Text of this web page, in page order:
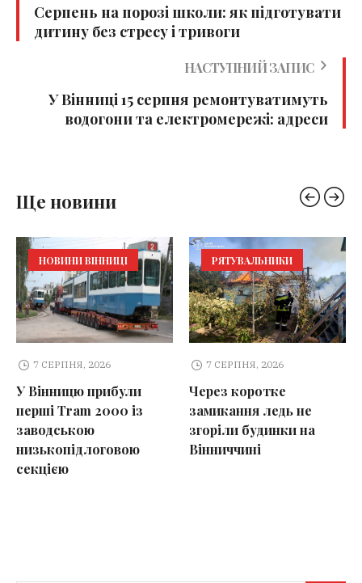
Серпень на порозі школи: як підготувати
дитину без стресу і тривоги
НАСТУПНИЙ ЗАПИС
У Вінниці 15 серпня ремонтуватимуть
водогони та електромережі: адреси
Ще новини
НОВИНИ ВІННИЦІ
7 СЕРПНЯ, 2026
У Вінницю прибули
перші Tram 2000 із
заводською
низькопідлоговою
секцією
РЯТУВАЛЬНИКИ
7 СЕРПНЯ, 2026
Через коротке
замикання ледь не
згоріли будинки на
Вінниччині